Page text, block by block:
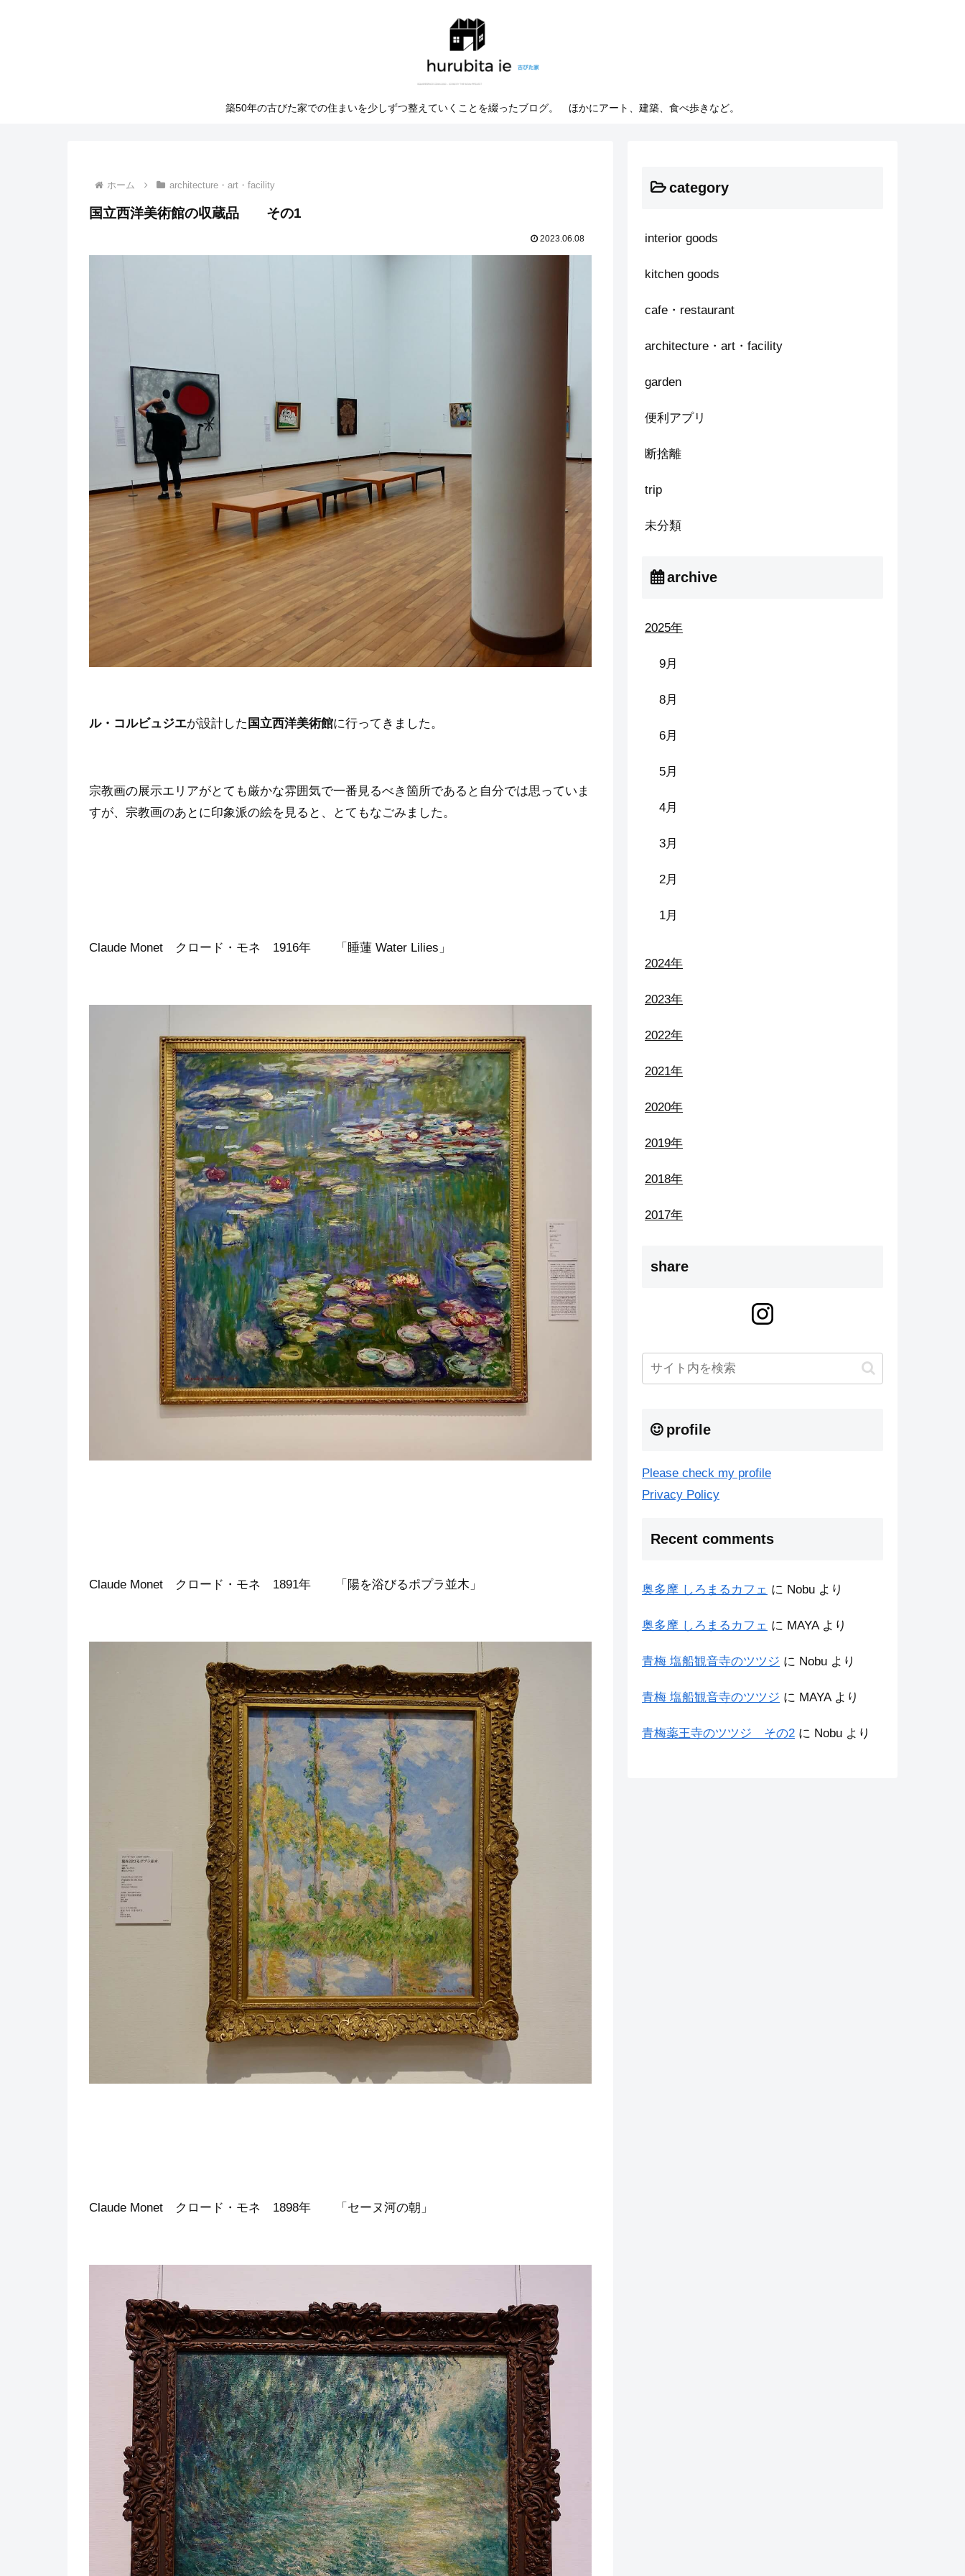
築50年の古びた家での住まいを少しずつ整えていくことを綴ったブログ。 ほかにアート、建築、食べ歩きなど。
ホーム architecture・art・facility
国立西洋美術館の収蔵品 その1
2023.06.08
ル・コルビュジエが設計した 国立西洋美術館に行ってきました。
宗教画の展示エリアがとても厳かな雰囲気で一番見るべき箇所であると自分では思っていま
すが、宗教画のあとに印象派の絵を見ると、とてもなごみました。
Claude Monet クロード・モネ 1916年 「睡蓮 Water Lilies」
Claude Monet クロード・モネ 1891年 「陽を浴びるポプラ並木」
Claude Monet クロード・モネ 1898年 「セーヌ河の朝」
category
interior goods
kitchen goods
cafe・restaurant
architecture・art・facility
garden
便利アプリ
断捨離
trip
未分類
archive
2025年
9月
8月
6月
5月
4月
3月
2月
1月
2024年
2023年
2022年
2021年
2020年
2019年
2018年
2017年
share
profile
Please check my profile
Privacy Policy
Recent comments
奥多摩 しろまるカフェ に Nobu より
奥多摩 しろまるカフェ に MAYAより
青梅 塩船観音寺のツツジ に Nobu より
青梅 塩船観音寺のツツジ に MAYAより
青梅薬王寺のツツジ その2 に Nobu より